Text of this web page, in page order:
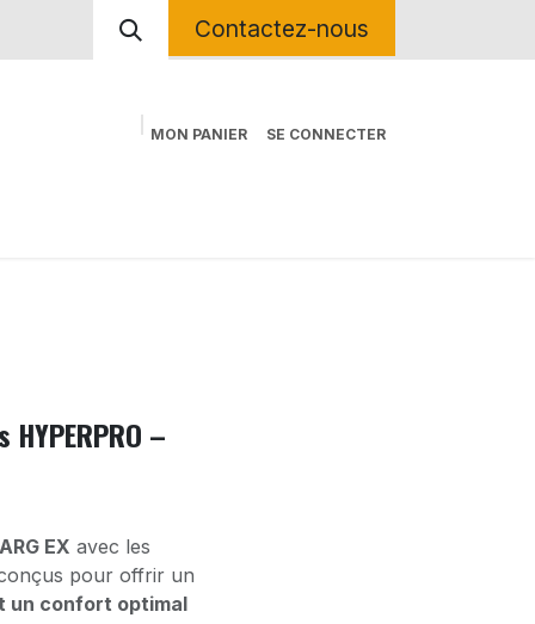
Contactez-nous
MON PANIER SE CONNECTER
–
EX avec les
pour offrir un
un confort optimal